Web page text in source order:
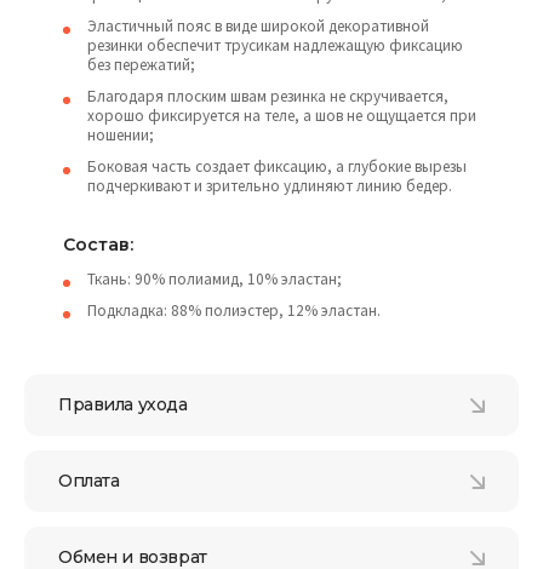
Эластичный пояс в виде широкой декоративной
резинки обеспечит трусикам надлежащую фиксацию
без пережатий;
Благодаря плоским швам резинка не скручивается,
хорошо фиксируется на теле, а шов не ощущается при
ношении;
Боковая часть создает фиксацию, а глубокие вырезы
подчеркивают и зрительно удлиняют линию бедер.
Состав:
Ткань: 90% полиамид, 10% эластан;
Подкладка: 88% полиэстер, 12% эластан.
Правила ухода
Оплата
Обмен и возврат